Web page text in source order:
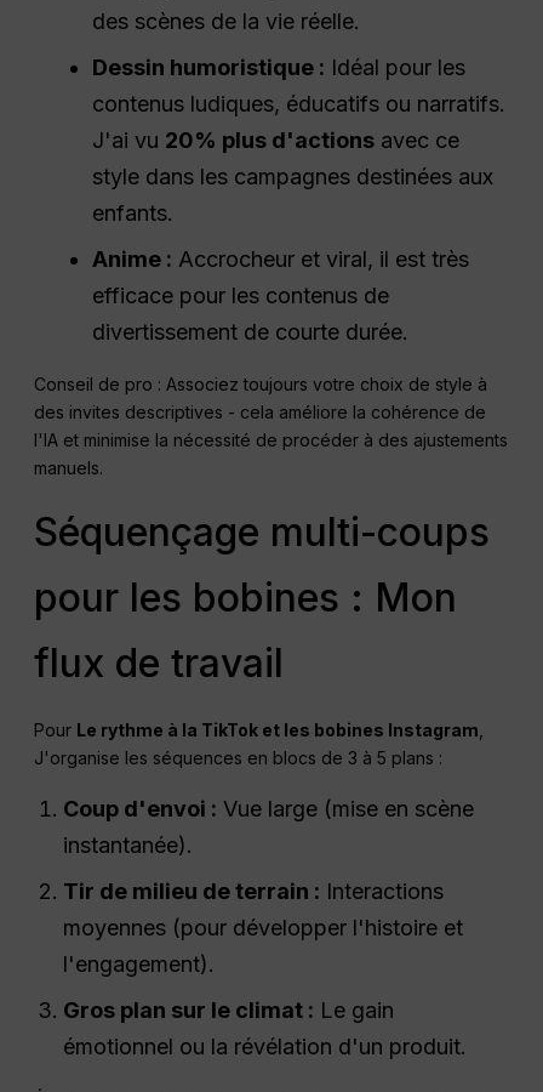
des scènes de la vie réelle.
Dessin humoristique : Idéal pour les
contenus ludiques, éducatifs ou narratifs.
J'ai vu 20% plus d'actions avec ce
style dans les campagnes destinées aux
enfants.
Anime : Accrocheur et viral, il est très
efficace pour les contenus de
divertissement de courte durée.
Conseil de pro : Associez toujours votre choix de style à
des invites descriptives - cela améliore la cohérence de
l'IA et minimise la nécessité de procéder à des ajustements
manuels.
Séquençage multi-coups
pour les bobines : Mon
flux de travail
Pour Le rythme à la TikTok et les bobines Instagram
J'organise les séquences en blocs de 3 à 5 plans :
Coup d'envoi : Vue large (mise en scène
instantanée).
Tir de milieu de terrain : Interactions
moyennes (pour développer l'histoire et
l'engagement).
Gros plan sur le climat : Le gain
émotionnel ou la révélation d'un produit.